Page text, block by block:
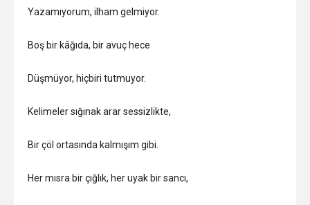
Yazamıyorum, ilham gelmiyor.
Boş bir kâğıda, bir avuç hece
Düşmüyor, hiçbiri tutmuyor.
Kelimeler sığınak arar sessizlikte,
Bir çöl ortasında kalmışım gibi.
Her mısra bir çığlık, her uyak bir sancı,